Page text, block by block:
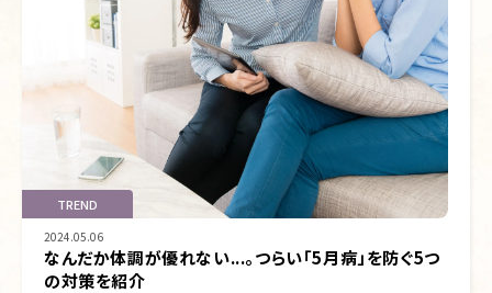
TREND
2024.05.06
なんだか体調が優れない...。つらい「5月病」を防ぐ5つ
の対策を紹介